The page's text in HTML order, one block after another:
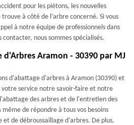
pour les piétons, les nouvelles
à côté de l’arbre concerné. Si vous
à notre équipe de professionnels dans
contacter, nous sommes spécialisés.
Aramon - 30390 par MJ
d'abattage d'arbres à Aramon (30390) et
votre service notre savoir-faire et notre
des arbres et de l'entretien des
même de répondre à tous vos besoins
de débroussaillage d'arbres. De plus,